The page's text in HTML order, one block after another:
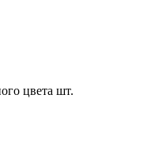
цвета шт.